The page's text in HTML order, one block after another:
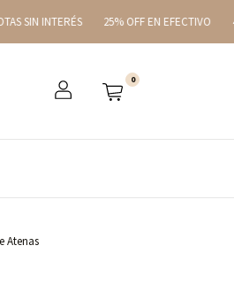
25% OFF EN EFECTIVO 45 DÍAS
0
Atenas